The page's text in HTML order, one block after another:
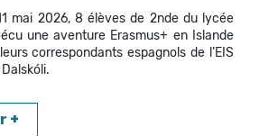
mai 2026, 8 élèves de 2nde du lycée
une aventure Erasmus+ en Islande
correspondants espagnols de l’EIS
+